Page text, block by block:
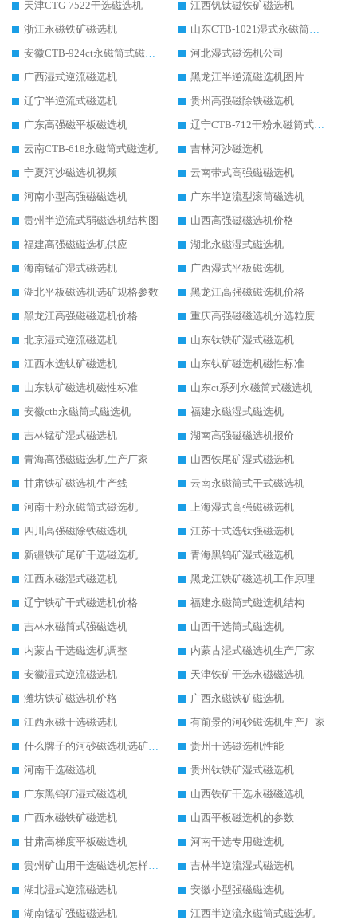
天津CTG-7522干选磁选机
江西钒钛磁铁矿磁选机
浙江永磁铁矿磁选机
山东CTB-1021湿式永磁筒式磁选机
安徽CTB-924ct永磁筒式磁选机
河北湿式磁选机公司
广西湿式逆流磁选机
黑龙江半逆流磁选机图片
辽宁半逆流式磁选机
贵州高强磁除铁磁选机
广东高强磁平板磁选机
辽宁CTB-712干粉永磁筒式磁选机
云南CTB-618永磁筒式磁选机
吉林河沙磁选机
宁夏河沙磁选机视频
云南带式高强磁磁选机
河南小型高强磁磁选机
广东半逆流型滚筒磁选机
贵州半逆流式弱磁选机结构图
山西高强磁磁选机价格
福建高强磁磁选机供应
湖北永磁湿式磁选机
海南锰矿湿式磁选机
广西湿式平板磁选机
湖北平板磁选机选矿规格参数
黑龙江高强磁磁选机价格
黑龙江高强磁磁选机价格
重庆高强磁磁选机分选粒度
北京湿式逆流磁选机
山东钛铁矿湿式磁选机
江西水选钛矿磁选机
山东钛矿磁选机磁性标准
山东钛矿磁选机磁性标准
山东ct系列永磁筒式磁选机
安徽ctb永磁筒式磁选机
福建永磁湿式磁选机
吉林锰矿湿式磁选机
湖南高强磁磁选机报价
青海高强磁磁选机生产厂家
山西铁尾矿湿式磁选机
甘肃铁矿磁选机生产线
云南永磁筒式干式磁选机
河南干粉永磁筒式磁选机
上海湿式高强磁磁选机
四川高强磁除铁磁选机
江苏干式选钛强磁选机
新疆铁矿尾矿干选磁选机
青海黑钨矿湿式磁选机
江西永磁湿式磁选机
黑龙江铁矿磁选机工作原理
辽宁铁矿干式磁选机价格
福建永磁筒式磁选机结构
吉林永磁筒式强磁选机
山西干选筒式磁选机
内蒙古干选磁选机调整
内蒙古湿式磁选机生产厂家
安徽湿式逆流磁选机
天津铁矿干选永磁磁选机
潍坊铁矿磁选机价格
广西永磁铁矿磁选机
江西永磁干选磁选机
有前景的河砂磁选机生产厂家
什么牌子的河砂磁选机选矿效果好
贵州干选磁选机性能
河南干选磁选机
贵州钛铁矿湿式磁选机
广东黑钨矿湿式磁选机
山西铁矿干选永磁磁选机
广西永磁铁矿磁选机
山西平板磁选机的参数
甘肃高梯度平板磁选机
河南干选专用磁选机
贵州矿山用干选磁选机怎样调磁
吉林半逆流湿式磁选机
湖北湿式逆流磁选机
安徽小型强磁磁选机
湖南锰矿强磁磁选机
江西半逆流永磁筒式磁选机